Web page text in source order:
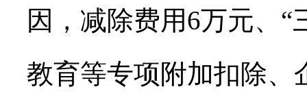
因，减除费用6万元、
教育等专项附加扣除、